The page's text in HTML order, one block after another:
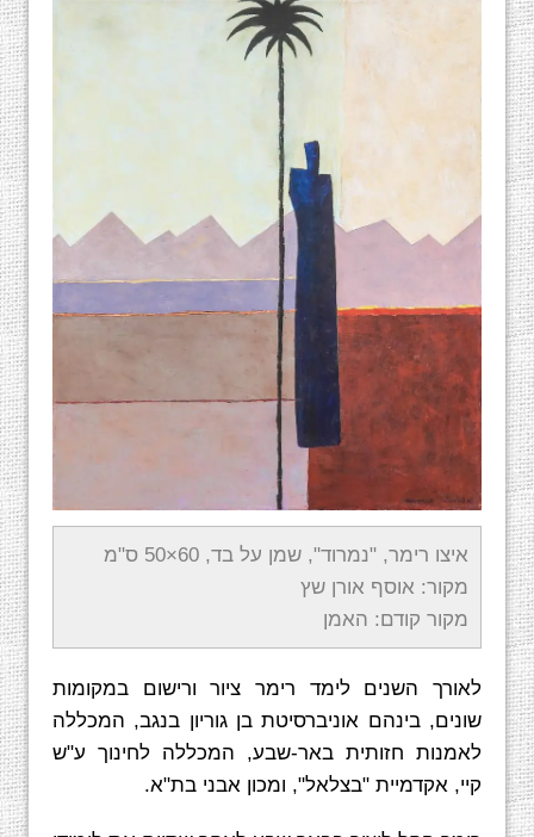
איצו רימר, "נמרוד", שמן על בד, 60×50 ס"מ
מקור: אוסף אורן שץ
מקור קודם: האמן
לאורך השנים לימד רימר ציור ורישום במקומות
שונים, בינהם אוניברסיטת בן גוריון בנגב, המכללה
לאמנות חזותית באר-שבע, המכללה לחינוך ע"ש
קיי, אקדמיית "בצלאל", ומכון אבני בת"א.